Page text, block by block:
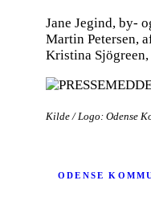
Jane Jegind, by-
Martin Petersen,
Kristina
Kilde / Logo: Odense
ODENSE